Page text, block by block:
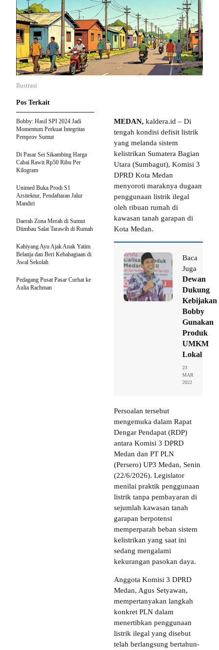
Ilustrasi
MEDAN, kaldera.id – Di
tengah kondisi defisit listrik
yang melanda sistem
kelistrikan Sumatera Bagian
Utara (Sumbagut), Komisi 3
DPRD Kota Medan
menyoroti maraknya dugaan
penggunaan listrik ilegal
oleh ribuan rumah di
kawasan tanah garapan di
Kota Medan.
Baca
Juga
Dewan
Dukung
Kebijakan
Bobby
Gunakan
Produk
UMKM
Lokal
23
MAR
2022
Persoalan tersebut
mengemuka dalam Rapat
Dengar Pendapat (RDP)
antara Komisi 3 DPRD
Medan dan PT PLN
(Persero) UP3 Medan, Senin
(22/6/2026). Legislator
menilai praktik penggunaan
listrik tanpa pembayaran di
sejumlah kawasan tanah
garapan berpotensi
memperparah beban sistem
kelistrikan yang saat ini
sedang mengalami
kekurangan pasokan daya.
Anggota Komisi 3 DPRD
Medan, Agus Setyawan,
mempertanyakan langkah
konkret PLN dalam
menertibkan penggunaan
listrik ilegal yang disebut
telah berlangsung bertahun-
Pos Terkait
Bobby: Hasil SPI 2024 Jadi
Momentum Perkuat Integritas
Pemprov Sumut
Di Pasar Sei Sikambing Harga
Cabai Rawit Rp50 Ribu Per
Kilogram
Unimed Buka Prodi S1
Arsitektur, Pendaftaran Jalur
Mandiri
Daerah Zona Merah di Sumut
Diimbau Salat Tarawih di Rumah
Kahiyang Ayu Ajak Anak Yatim
Belanja dan Beri Kebahagiaan di
Awal Sekolah
Pedagang Pusat Pasar Curhat ke
Aulia Rachman